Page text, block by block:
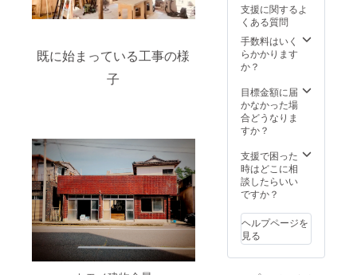
既に始まっている工事の様
子
ります
※エンド
ロール
へのお
名前掲
望者の
みとな
ります
ので支
必ず備
考欄に
ご希望
のお名
記入く
ださい
支援に関するよ
くある質問
手数料はいく
らかかります
か？
目標金額に届
かなかった場
合どうなりま
すか？
支援で困った
時はどこに相
談したらいい
ですか？
ヘルプページを
見る